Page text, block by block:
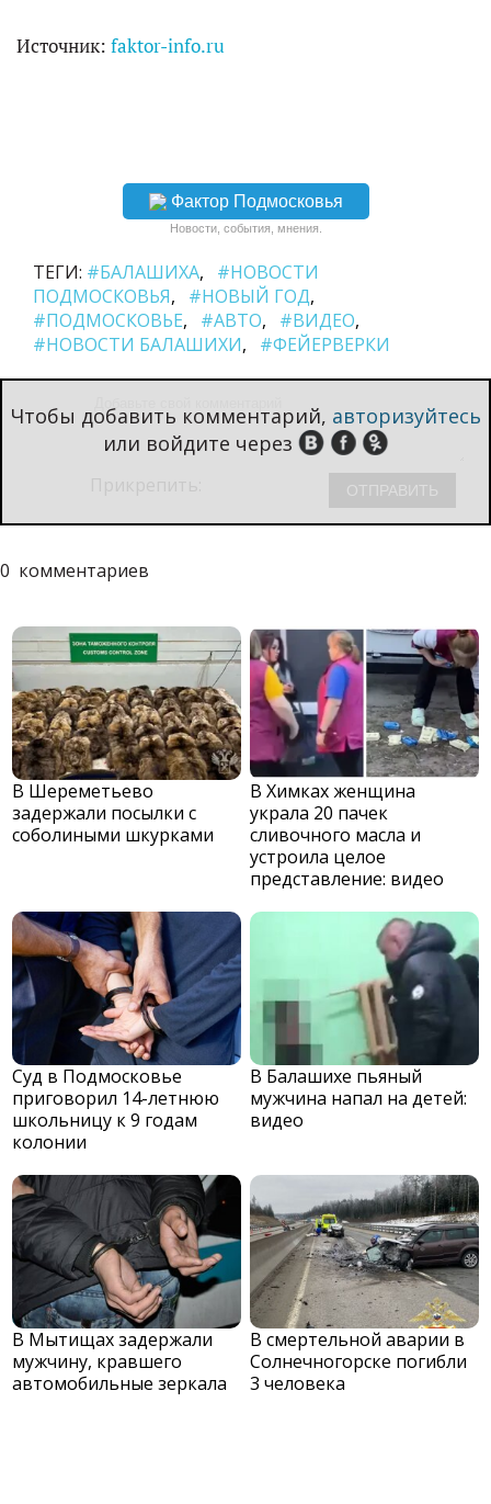
Источник: faktor-info.ru
Фактор Подмосковья
Новости, события, мнения.
ТЕГИ: #БАЛАШИХА
#НОВОСТИ
ПОДМОСКОВЬЯ
#НОВЫЙ ГОД
#ПОДМОСКОВЬЕ
#АВТО
#ВИДЕО
#НОВОСТИ БАЛАШИХИ
#ФЕЙЕРВЕРКИ
Чтобы добавить комментарий, авторизуйтесь
или войдите через
0 комментариев
В Шереметьево
задержали посылки с
соболиными шкурками
В Химках женщина
украла 20 пачек
сливочного масла и
устроила целое
представление: видео
Суд в Подмосковье
приговорил 14-летнюю
школьницу к 9 годам
колонии
В Балашихе пьяный
мужчина напал на детей:
видео
В Мытищах задержали
мужчину, кравшего
автомобильные зеркала
В смертельной аварии в
Солнечногорске погибли
3 человека